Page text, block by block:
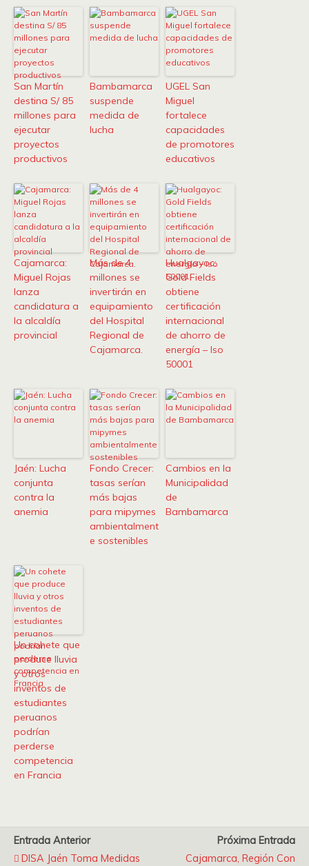
San Martín
destina S/ 85
millones para
ejecutar
proyectos
productivos
Bambamarca
suspende
medida de
lucha
UGEL San
Miguel
fortalece
capacidades
de promotores
educativos
Cajamarca:
Miguel Rojas
lanza
candidatura a
la alcaldía
provincial
Más de 4
millones se
invertirán en
equipamiento
del Hospital
Regional de
Cajamarca.
Hualgayoc:
Gold Fields
obtiene
certificación
internacional
de ahorro de
energía – Iso
50001
Jaén: Lucha
conjunta
contra la
anemia
Fondo Crecer:
tasas serían
más bajas
para mipymes
ambientalment
e sostenibles
Cambios en la
Municipalidad
de
Bambamarca
Un cohete que
produce lluvia
y otros
inventos de
estudiantes
peruanos
podrían
perderse
competencia
en Francia
Entrada Anterior
DISA Jaén Toma Medidas
Próxima Entrada
Cajamarca, Región Con